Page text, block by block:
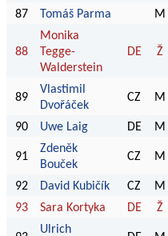
87 Tomáš Parma M
88
Monika
Tegge-
Walderstein
DE Ž
89
Vlastimil
Dvořáček
CZ M
90 Uwe Laig DE M
91
Zdeněk
Bouček
CZ M
92 David Kubičík CZ M
93
Sara Kortyka DE Ž
Ulrich